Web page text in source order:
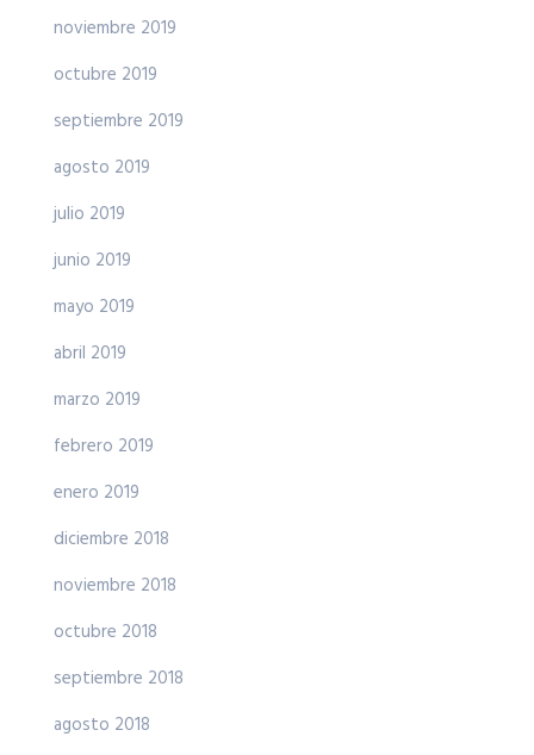
noviembre 2019
octubre 2019
septiembre 2019
agosto 2019
julio 2019
junio 2019
mayo 2019
abril 2019
marzo 2019
febrero 2019
enero 2019
diciembre 2018
noviembre 2018
octubre 2018
septiembre 2018
agosto 2018